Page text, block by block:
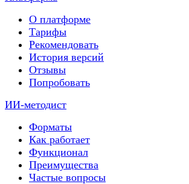
О платформе
Тарифы
Рекомендовать
История версий
Отзывы
Попробовать
ИИ-методист
Форматы
Как работает
Функционал
Преимущества
Частые вопросы